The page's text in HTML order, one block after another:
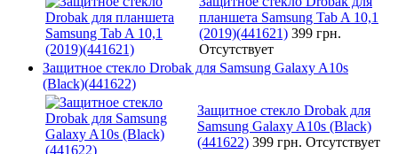
планшета Samsung Tab A 10,1
(2019)(441621) 399 грн.
Отсутствует
Защитное стекло Drobak для Samsung Galaxy A10s
(Black)(441622)
Защитное стекло Drobak для
Samsung Galaxy A10s (Black)
(441622) 399 грн. Отсутствует